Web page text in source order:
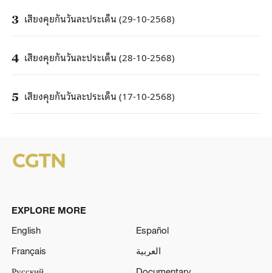
3 เสียงคุยกันวันละประเด็น (29-10-2568)
4 เสียงคุยกันวันละประเด็น (28-10-2568)
5 เสียงคุยกันวันละประเด็น (17-10-2568)
EXPLORE MORE
English
Español
Français
العربية